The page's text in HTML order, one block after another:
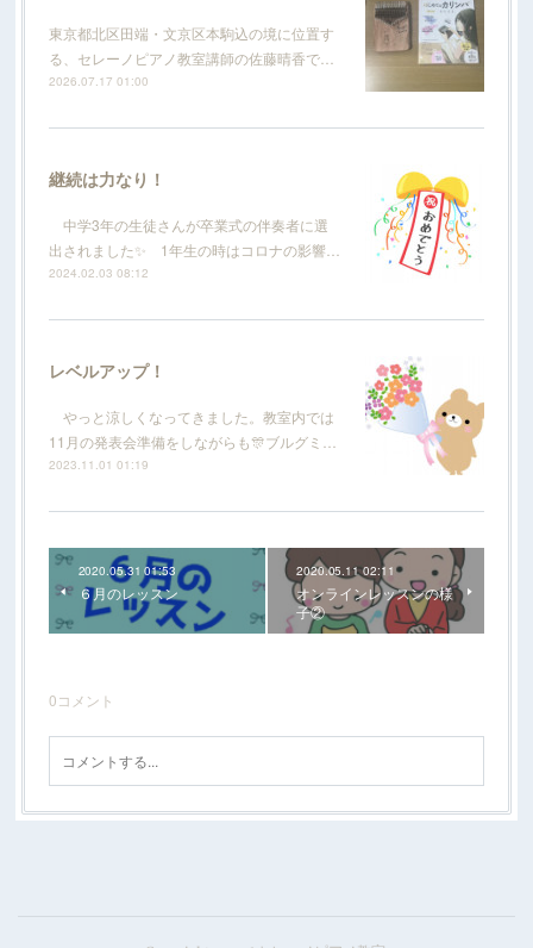
東京都北区田端・文京区本駒込の境に位置す
る、セレーノピアノ教室講師の佐藤晴香で…
2026.07.17 01:00
継続は力なり！
中学3年の生徒さんが卒業式の伴奏者に選
出されました✨ 1年生の時はコロナの影響…
2024.02.03 08:12
レベルアップ！
やっと涼しくなってきました。教室内では
11月の発表会準備をしながらも🎊ブルグミ…
2023.11.01 01:19
2020.05.31 01:53
６月のレッスン
2020.05.11 02:11
オンラインレッスンの様
子②
0コメント